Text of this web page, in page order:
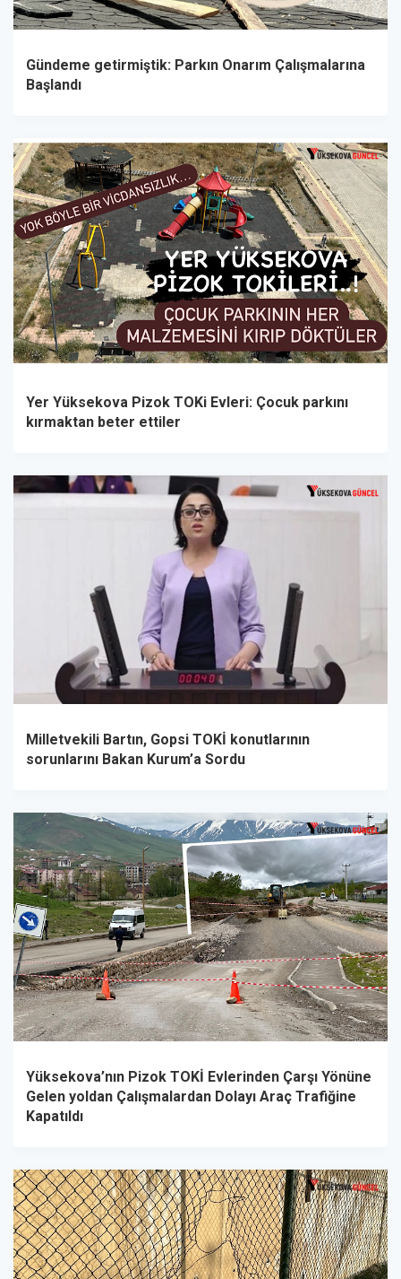
Gündeme getirmiştik: Parkın Onarım Çalışmalarına
Başlandı
Yer Yüksekova Pizok TOKi Evleri: Çocuk parkını
kırmaktan beter ettiler
Milletvekili Bartın, Gopsi TOKİ konutlarının
sorunlarını Bakan Kurum’a Sordu
Yüksekova’nın Pizok TOKİ Evlerinden Çarşı Yönüne
Gelen yoldan Çalışmalardan Dolayı Araç Trafiğine
Kapatıldı